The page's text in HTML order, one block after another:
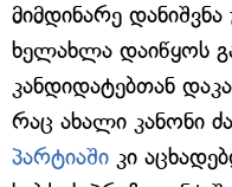
მიმდინარე
ხელახლა დაიწყოს
კანდიდატებთან
რაც ახალი კანონი
პარტიაში კი